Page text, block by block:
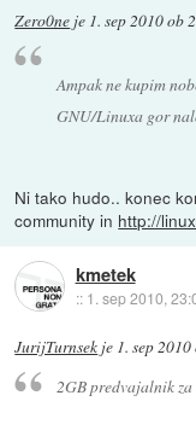
Zero0ne je 1. sep 2010 ob
Ampak ne kupim
GNU/Linuxa gor
Ni tako hudo.. konec
community in http://
kmetek
:: 1. sep 2010,
JurijTurnsek je 1. sep
2GB predvajalnik za